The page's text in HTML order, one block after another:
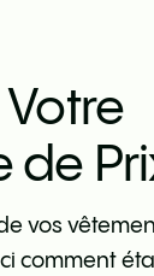
de
vos
comment